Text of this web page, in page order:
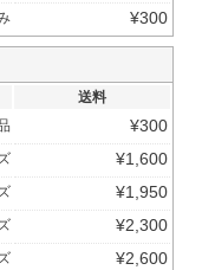
¥300
送料
¥300
¥1,600
¥1,950
¥2,300
¥2,600